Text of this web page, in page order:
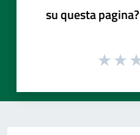
su questa pagina?